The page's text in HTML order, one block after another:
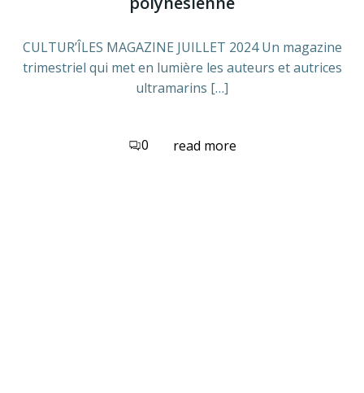
CULTUR’ÎLES MAGAZINE JUILLET 2024 Un magazine
trimestriel qui met en lumière les auteurs et autrices
ultramarins […]
0 read more